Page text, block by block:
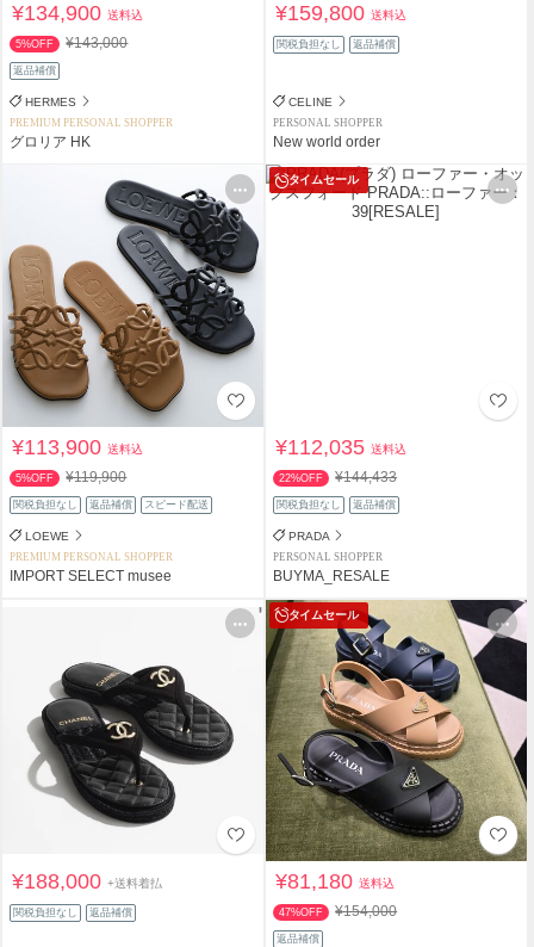
¥134,900送料込
5%OFF ¥143,000
返品補償
HERMES
PREMIUM PERSONAL SHOPPER
グロリア HK
¥159,800送料込
関税負担なし 返品補償
CELINE
PERSONAL SHOPPER
New world order
¥113,900送料込
5%OFF ¥119,900
関税負担なし 返品補償 スピード配送
LOEWE
PREMIUM PERSONAL SHOPPER
IMPORT SELECT musee
タイムセール
¥112,035送料込
22%OFF ¥144,433
関税負担なし 返品補償
PRADA
PERSONAL SHOPPER
BUYMA_RESALE
¥188,000+送料着払
関税負担なし 返品補償
タイムセール
¥81,180送料込
47%OFF ¥154,000
返品補償